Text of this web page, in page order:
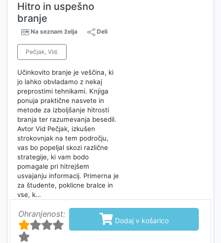
Hitro in uspešno
branje
Na seznam želja Deli
Pečjak, Vid.
Učinkovito branje je veščina, ki
jo lahko obvladamo z nekaj
preprostimi tehnikami. Knjiga
ponuja praktične nasvete in
metode za izboljšanje hitrosti
branja ter razumevanja besedil.
Avtor Vid Pečjak, izkušen
strokovnjak na tem področju,
vas bo popeljal skozi različne
strategije, ki vam bodo
pomagale pri hitrejšem
usvajanju informacij. Primerna je
za študente, poklicne bralce in
vse, k…
Ohranjenost:  Dodaj v košarico